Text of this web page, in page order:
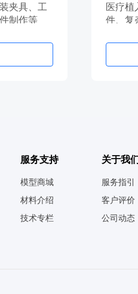
夹具、工
制作等
医疗植
件、复
服务支持
模型商城
材料介绍
技术专栏
关于我
服务指引
客户评价
公司动态